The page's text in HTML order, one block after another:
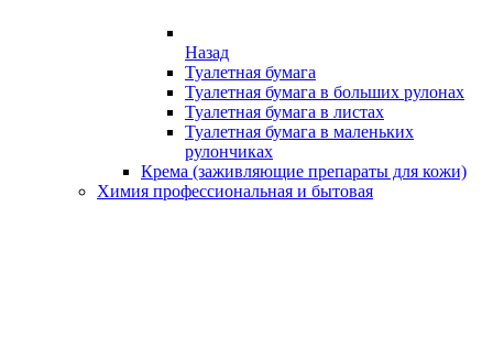
Назад
Туалетная бумага
Туалетная бумага в больших рулонах
Туалетная бумага в листах
Туалетная бумага в маленьких
рулончиках
Крема (заживляющие препараты для кожи)
Химия профессиональная и бытовая